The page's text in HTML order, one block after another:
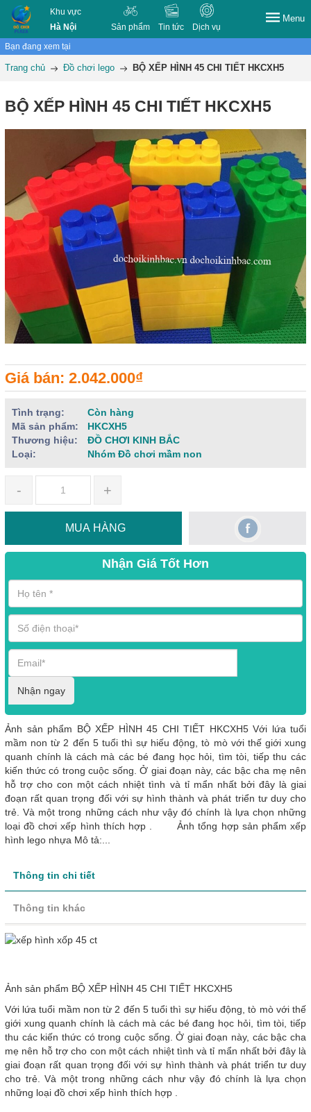
Khu vực
Hà Nội
Sản phẩm Tin tức Dịch vụ
Menu
Bạn đang xem tại
Trang chủ Đồ chơi lego BỘ XẾP HÌNH 45 CHI TIẾT HKCXH5
BỘ XẾP HÌNH 45 CHI TIẾT HKCXH5
Giá bán: 2.042.000₫
Tình trạng:
Còn hàng
Mã sản phẩm:
HKCXH5
Thương hiệu:
ĐỒ CHƠI KINH BẮC
Loại:
Nhóm Đồ chơi mầm non
- +
MUA HÀNG
Nhận Giá Tốt Hơn
Nhận ngay
Ảnh sản phẩm BỘ XẾP HÌNH 45 CHI TIẾT HKCXH5 Với lứa tuổi
mầm non từ 2 đến 5 tuổi thì sự hiếu động, tò mò với thế giới xung
quanh chính là cách mà các bé đang học hỏi, tìm tòi, tiếp thu các
kiến thức có trong cuộc sống. Ở giai đoạn này, các bậc cha mẹ nên
hỗ trợ cho con một cách nhiệt tình và tỉ mẩn nhất bởi đây là giai
đoạn rất quan trọng đối với sự hình thành và phát triển tư duy cho
trẻ. Và một trong những cách như vậy đó chính là lựa chọn những
loại đồ chơi xếp hình thích hợp . Ảnh tổng hợp sản phẩm xếp
hình lego nhựa Mô tả:...
Thông tin chi tiết
Thông tin khác
Ảnh sản phẩm BỘ XẾP HÌNH 45 CHI TIẾT HKCXH5
Với lứa tuổi mầm non từ 2 đến 5 tuổi thì sự hiếu động, tò mò với thế
giới xung quanh chính là cách mà các bé đang học hỏi, tìm tòi, tiếp
thu các kiến thức có trong cuộc sống. Ở giai đoạn này, các bậc cha
mẹ nên hỗ trợ cho con một cách nhiệt tình và tỉ mẩn nhất bởi đây là
giai đoạn rất quan trọng đối với sự hình thành và phát triển tư duy
cho trẻ. Và một trong những cách như vậy đó chính là lựa chọn
những loại đồ chơi xếp hình thích hợp .